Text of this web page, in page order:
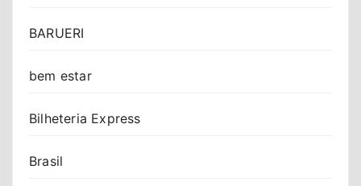
BARUERI
bem estar
Bilheteria Express
Brasil